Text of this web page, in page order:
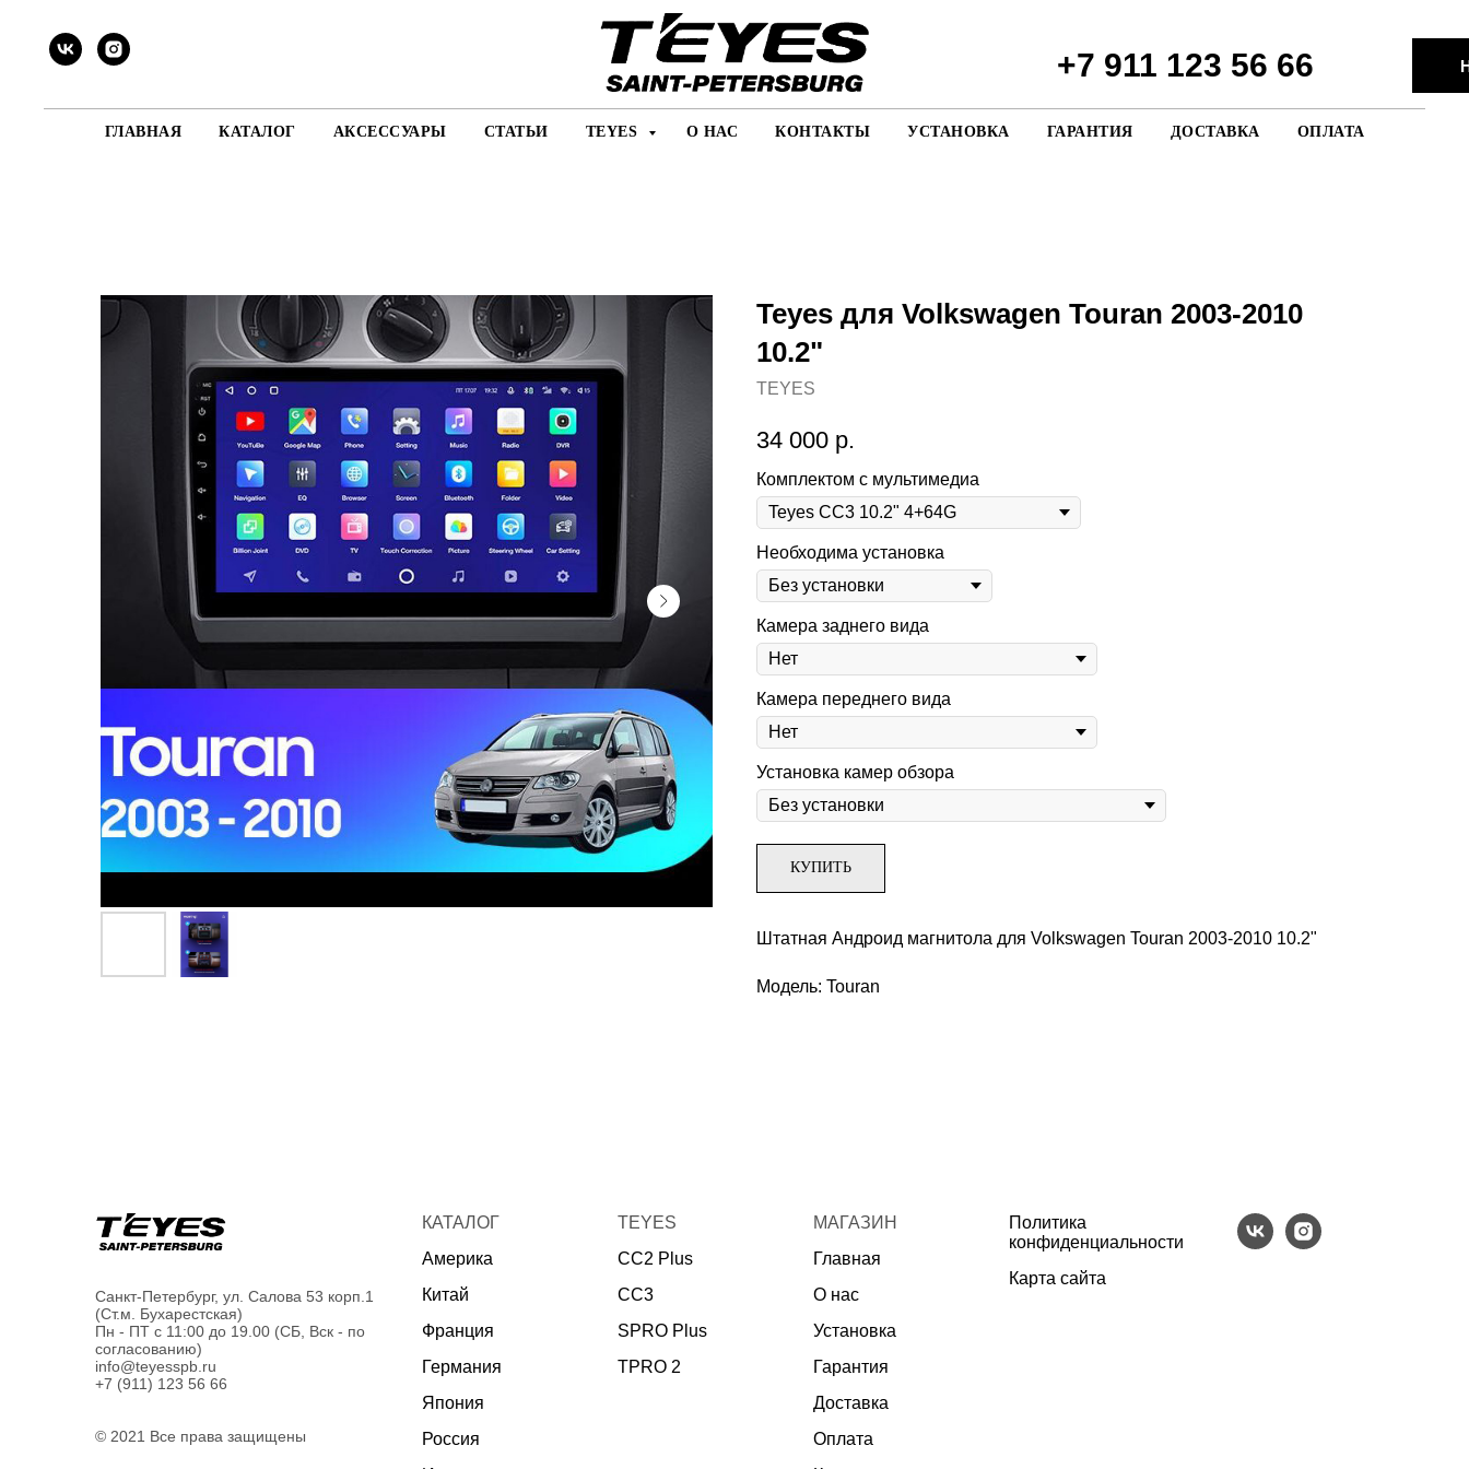
+7 911 123 56 66
ГЛАВНАЯ КАТАЛОГ АКСЕССУАРЫ СТАТЬИ TEYES О НАС КОНТАКТЫ УСТАНОВКА ГАРАНТИЯ ДОСТАВКА ОПЛАТА
Teyes для Volkswagen Touran 2003-2010
10.2"
TEYES
34 000 р.
Комплектом с мультимедиа
Необходима установка
Камера заднего вида
Камера переднего вида
Установка камер обзора
КУПИТЬ
Штатная Андроид магнитола для Volkswagen Touran 2003-2010 10.2"
Модель: Touran
Санкт-Петербург, ул. Салова 53 корп.1
(Ст.м. Бухарестская)
Пн - ПТ с 11:00 до 19.00 (СБ, Вск - по
согласованию)
info@teyesspb.ru
+7 (911) 123 56 66
© 2021 Все права защищены
КАТАЛОГ
Америка
Китай
Франция
Германия
Япония
Россия
TEYES
CC2 Plus
CC3
SPRO Plus
TPRO 2
МАГАЗИН
Главная
О нас
Установка
Гарантия
Доставка
Оплата
Политика
конфиденциальности
Карта сайта